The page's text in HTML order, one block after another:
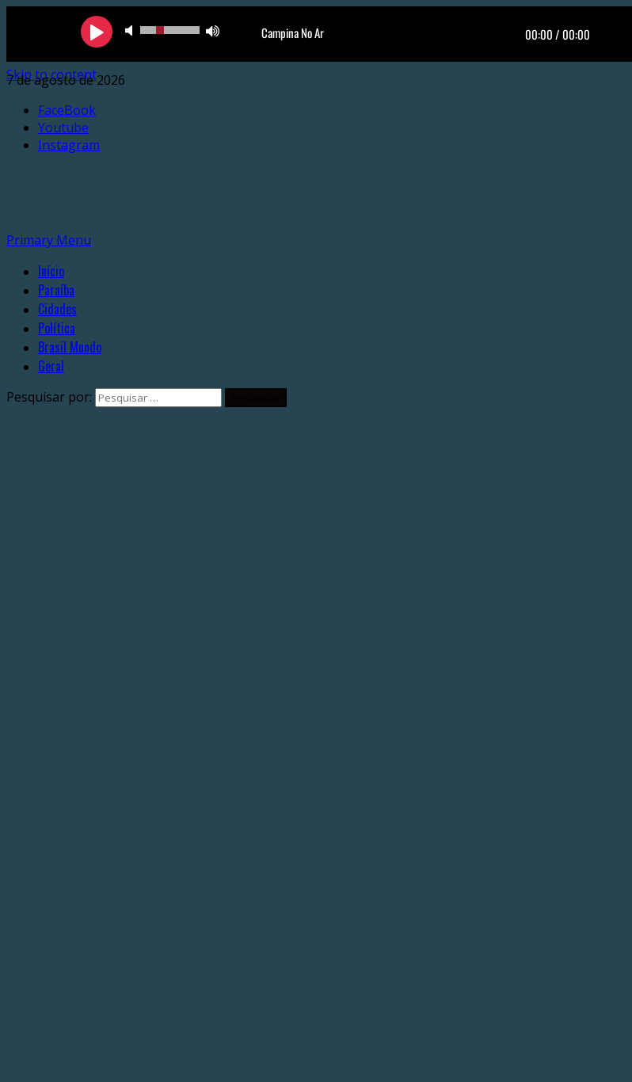
Skip to content
7 de agosto de 2026
FaceBook
Youtube
Instagram
Primary Menu
Início
Paraíba
Cidades
Política
Brasil Mundo
Geral
Pesquisar por: